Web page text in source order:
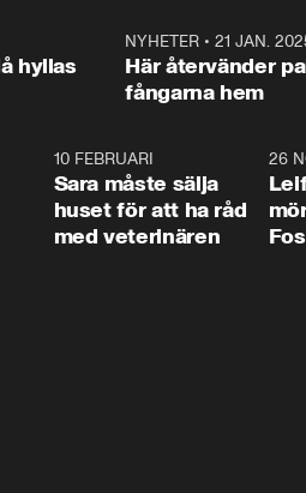
hyllas
NYHETER •21 JAN.
Här återvänder
fångarna hem
10 FEBRUARI
Sara måste sälja
huset för att ha råd
med veterinären
26